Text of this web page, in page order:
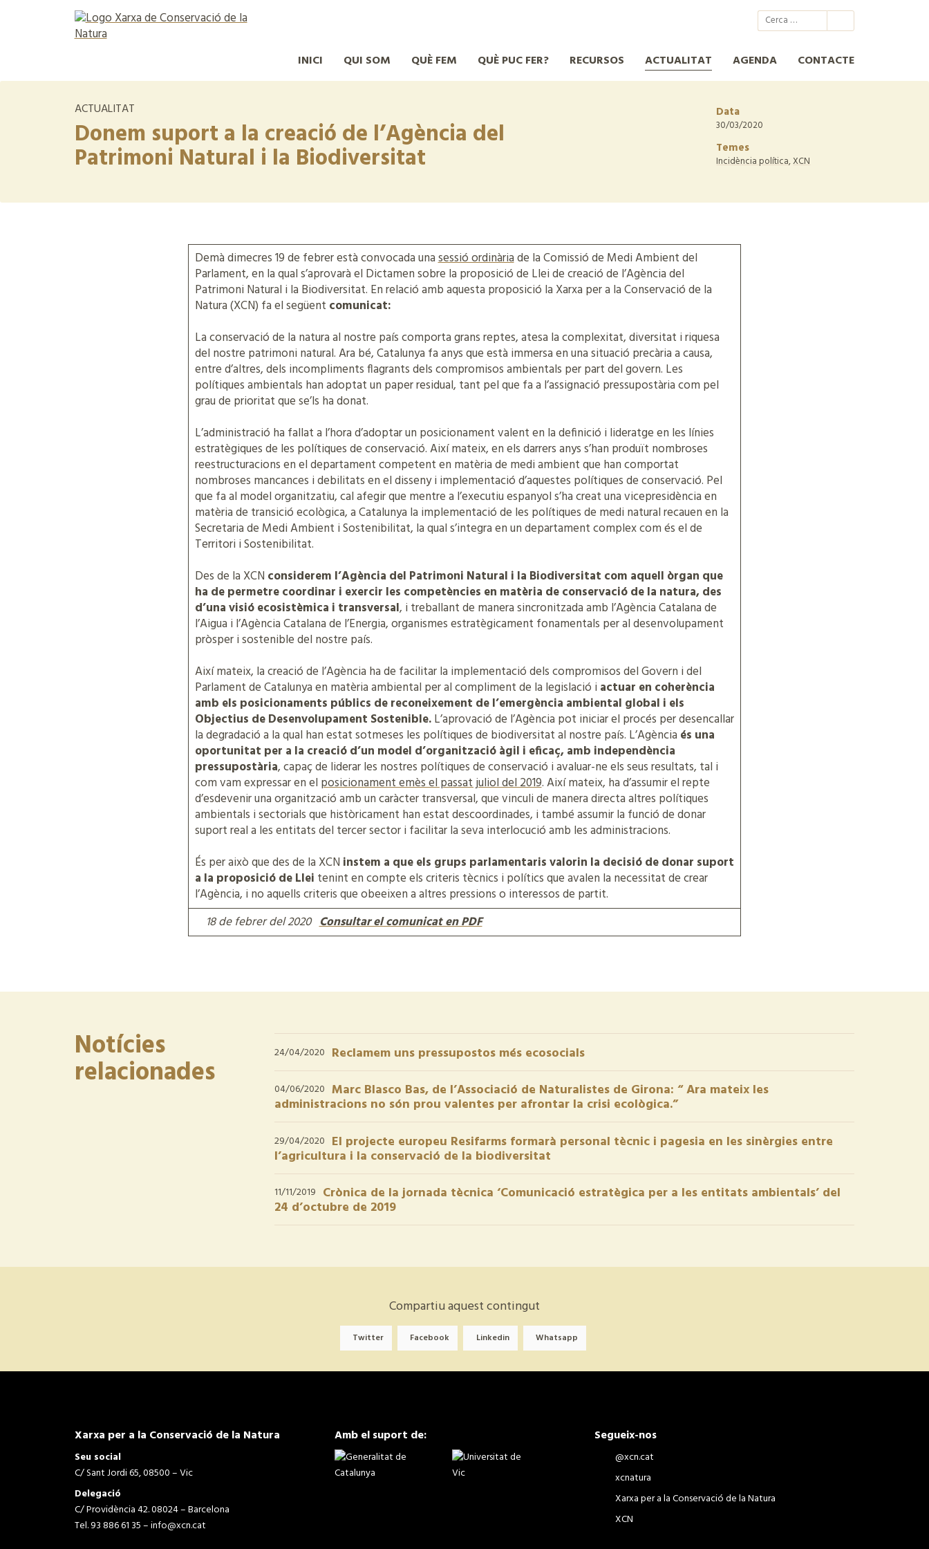
Xarxa per a la Conservació de la Natura
INICI QUI SOM QUÈ FEM QUÈ PUC FER? RECURSOS ACTUALITAT AGENDA CONTACTE
ACTUALITAT
Donem suport a la creació de l’Agència del
Patrimoni Natural i la Biodiversitat
Data
30/03/2020
Temes
Incidència política,XCN
Demà dimecres 19 de febrer està convocada unasessió ordinàriade la Comissió de Medi Ambient del
Parlament, en la qual s’aprovarà el Dictamen sobre la proposició de Llei de creació de l’Agència del
Patrimoni Natural i la Biodiversitat. En relació amb aquesta proposició la Xarxa per a la Conservació de la
Natura (XCN) fa el següent comunicat:
La conservació de la natura al nostre país comporta grans reptes, atesa la complexitat, diversitat i riquesa
del nostre patrimoni natural. Ara bé, Catalunya fa anys que està immersa en una situació precària a causa,
entre d’altres, dels incompliments flagrants dels compromisos ambientals per part del govern. Les
polítiques ambientals han adoptat un paper residual, tant pel que fa a l’assignació pressupostària com pel
grau de prioritat que se’ls ha donat.
L’administració ha fallat a l’hora d’adoptar un posicionament valent en la definició i lideratge en les línies
estratègiques de les polítiques de conservació. Així mateix, en els darrers anys s’han produït nombroses
reestructuracions en el departament competent en matèria de medi ambient que han comportat
nombroses mancances i debilitats en el disseny i implementació d’aquestes polítiques de conservació. Pel
que fa al model organitzatiu, cal afegir que mentre a l’executiu espanyol s’ha creat una vicepresidència en
matèria de transició ecològica, a Catalunya la implementació de les polítiques de medi natural recauen en la
Secretaria de Medi Ambient i Sostenibilitat, la qual s’integra en un departament complex com és el de
Territori i Sostenibilitat.
Des de la XCN considerem l’Agència del Patrimoni Natural i la Biodiversitat com aquell òrgan que
ha de permetre coordinar i exercir les competències en matèria de conservació de la natura, des
d’una visió ecosistèmica i transversal, i treballant de manera sincronitzada amb l’Agència Catalana de
l’Aigua i l’Agència Catalana de l’Energia, organismes estratègicament fonamentals per al desenvolupament
pròsper i sostenible del nostre país.
Així mateix, la creació de l’Agència ha de facilitar la implementació dels compromisos del Govern i del
Parlament de Catalunya en matèria ambiental per al compliment de la legislació i actuar en coherència
amb els posicionaments públics de reconeixement de l’emergència ambiental global i els
Objectius de Desenvolupament Sostenible.L’aprovació de l’Agència pot iniciar el procés per desencallar
la degradació a la qual han estat sotmeses les polítiques de biodiversitat al nostre país. L’Agència és una
oportunitat per a la creació d’un model d’organització àgil i eficaç, amb independència
pressupostària, capaç de liderar les nostres polítiques de conservació i avaluar-ne els seus resultats, tal i
com vam expressar en el posicionament emès el passat juliol del 2019. Així mateix, ha d’assumir el repte
d’esdevenir una organització amb un caràcter transversal, que vinculi de manera directa altres polítiques
ambientals i sectorials que històricament han estat descoordinades, i també assumir la funció de donar
suport real a les entitats del tercer sector i facilitar la seva interlocució amb les administracions.
És per això que des de la XCN instem a que els grups parlamentaris valorin la decisió de donar suport
a la proposició de Llei tenint en compte els criteris tècnics i polítics que avalen la necessitat de crear
l’Agència, i no aquells criteris que obeeixen a altres pressions o interessos de partit.
18 de febrer del 2020 Consultar el comunicat en PDF
Notícies
relacionades
24/04/2020 Reclamem uns pressupostos més ecosocials
04/06/2020 Marc Blasco Bas, de l’Associació de Naturalistes de Girona: “ Ara mateix les
administracions no són prou valentes per afrontar la crisi ecològica.”
29/04/2020 El projecte europeu Resifarms formarà personal tècnic i pagesia en les sinèrgies entre
l’agricultura i la conservació de la biodiversitat
11/11/2019 Crònica de la jornada tècnica ‘Comunicació estratègica per a les entitats ambientals’ del
24 d’octubre de 2019
Compartiu aquest contingut
Twitter Facebook Linkedin Whatsapp
Xarxa per a la Conservació de la Natura
Seu social
C/ Sant Jordi 65, 08500 – Vic
Delegació
C/ Providència 42. 08024 – Barcelona
Tel. 93 886 61 35 –info@xcn.cat
Amb el suport de: Segueix-nos
@xcn.cat
xcnatura
Xarxa per a la Conservació de la Natura
XCN